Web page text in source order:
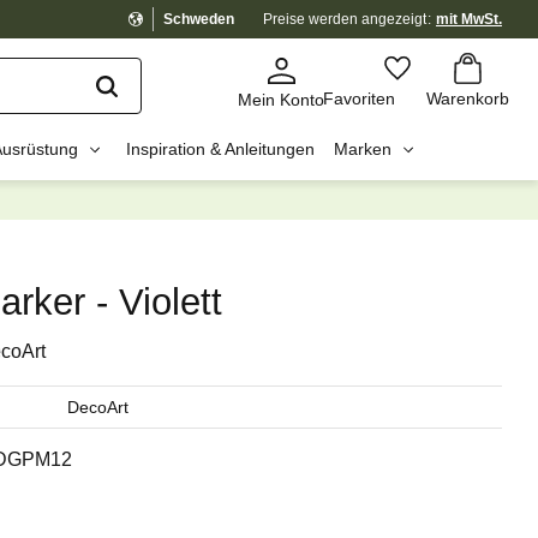
Schweden Preise werden angezeigt mit MwSt.
Mein KontoFavoriten Warenkorb
Favoriten
Warenkorb
Inspiration & Anleitungen Marken
- Violett
DecoArt